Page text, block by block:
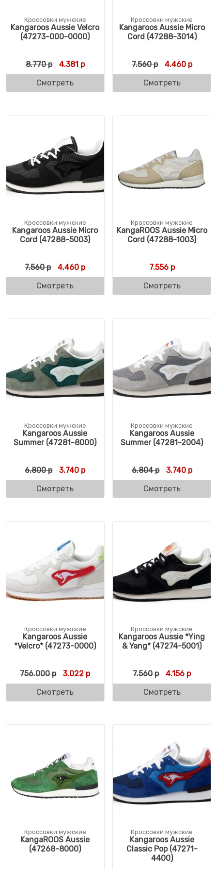
Кроссовки мужские
Kangaroos Aussie Velcro
(47273-000-0000)
8.770р Первоначальная цена составляла 8.770
4.381рТекущая цена: 4.381 р.
Смотреть
Кроссовки мужские
Kangaroos Aussie Micro
Cord (47288-3014)
7.560р 4.460р
Смотреть
Кроссовки мужские
Kangaroos Aussie Micro
Cord (47288-5003)
7.560р Первоначальная цена составляла 7.560 р.
4.460 рТекущая цена: 4.460 р.
Смотреть
Кроссовки мужские
KangaROOS Aussie Micro
Cord (47288-1003)
7.556р
Смотреть
Кроссовки мужские
Kangaroos Aussie
Summer (47281-8000)
6.800р Первоначальная цена составляла 6.800
3.740 рТекущая цена: 3.740 р.
Смотреть
Кроссовки мужские
Kangaroos Aussie
Summer (47281-2004)
6.804р 3.740р
Смотреть
Кроссовки мужские
Kangaroos Aussie
*Velcro* (47273-0000)
756.000р Первоначальная цена составляла
3.022 рТекущая цена: 3.022 р.
Смотреть
Кроссовки мужские
Kangaroos Aussie *Ying
& Yang* (47274-5001)
7.560р 4.156 р
Смотреть
Кроссовки мужские
KangaROOS Aussie
(47268-8000)
Кроссовки мужские
Kangaroos Aussie
Classic Pop (47271-
4400)